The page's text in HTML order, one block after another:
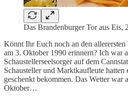
Das Brandenburger Tor aus Eis,
Könnt Ihr Euch noch an den
am 3. Oktober 1990 erinnern? Ich war
Schaustellerseelsorger auf dem
Schausteller und Marktkaufleute hatten
geschenkt bekommen. Das Wetter
Oktober…